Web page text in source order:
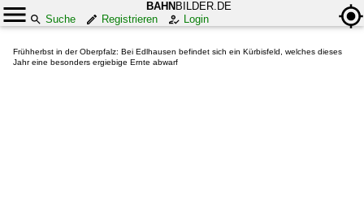
BAHN BILDER.DE
Suche
Registrieren Login
Frühherbst in der Oberpfalz: Bei Edlhausen befindet sich ein Kürbisfeld, welches dieses
Jahr eine besonders ergiebige Ernte abwarf